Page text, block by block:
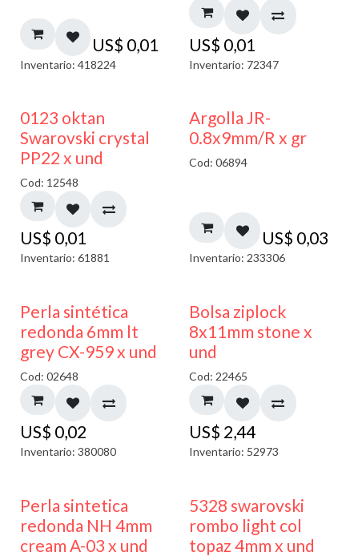
US$ 0,01
Inventario: 418224
US$ 0,01
Inventario: 72347
0123 oktan
Swarovski crystal
PP22 x und
Cod: 12548
US$ 0,01
Inventario: 61881
Argolla JR-
0.8x9mm/R x gr
Cod: 06894
US$ 0,03
Inventario: 233306
Perla sintética
redonda 6mm lt
grey CX-959 x und
Cod: 02648
US$ 0,02
Inventario: 380080
¡NUEVO!
Bolsa ziplock
8x11mm stone x
und
Cod: 22465
US$ 2,44
Inventario: 52973
Perla sintetica
redonda NH 4mm
cream A-03 x und
5328 swarovski
rombo light col
topaz 4mm x und